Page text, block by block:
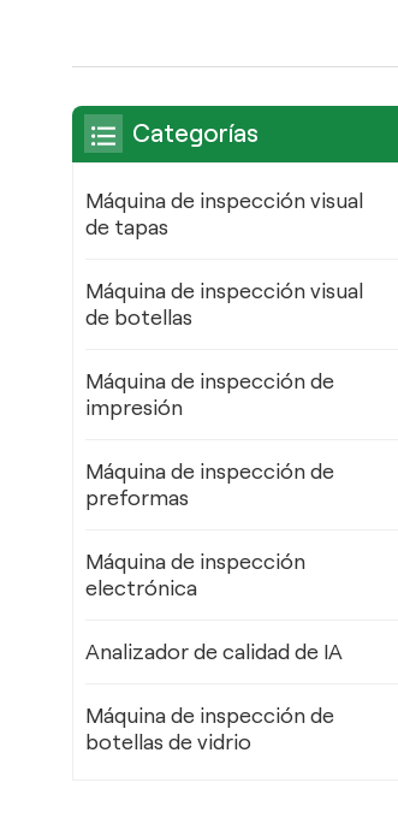
Categorías
Máquina de inspección visual
de tapas
Máquina de inspección visual
de botellas
Máquina de inspección de
impresión
Máquina de inspección de
preformas
Máquina de inspección
electrónica
Analizador de calidad de IA
Máquina de inspección de
botellas de vidrio